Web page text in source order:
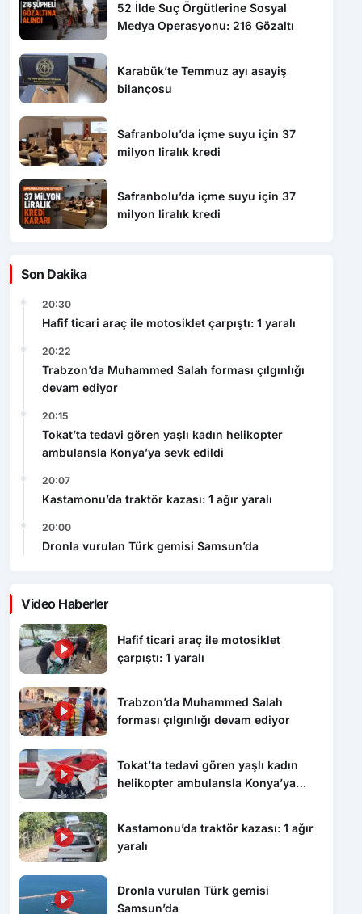
52 İlde Suç Örgütlerine Sosyal
Medya Operasyonu: 216 Gözaltı
Karabük’te Temmuz ayı asayiş
bilançosu
Safranbolu’da içme suyu için 37
milyon liralık kredi
Safranbolu’da içme suyu için 37
milyon liralık kredi
Son Dakika
20:30
Hafif ticari araç ile motosiklet çarpıştı: 1 yaralı
20:22
Trabzon’da Muhammed Salah forması çılgınlığı
devam ediyor
20:15
Tokat’ta tedavi gören yaşlı kadın helikopter
ambulansla Konya’ya sevk edildi
20:07
Kastamonu’da traktör kazası: 1 ağır yaralı
20:00
Dronla vurulan Türk gemisi Samsun’da
Video Haberler
Hafif ticari araç ile motosiklet
çarpıştı: 1 yaralı
Trabzon’da Muhammed Salah
forması çılgınlığı devam ediyor
Tokat’ta tedavi gören yaşlı kadın
helikopter ambulansla Konya’ya
Kastamonu’da traktör kazası: 1 ağır
yaralı
Dronla vurulan Türk gemisi
Samsun’da